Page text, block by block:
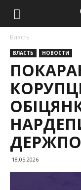
Власть
ВЛАСТЬ НОВОСТИ
18.05.2026